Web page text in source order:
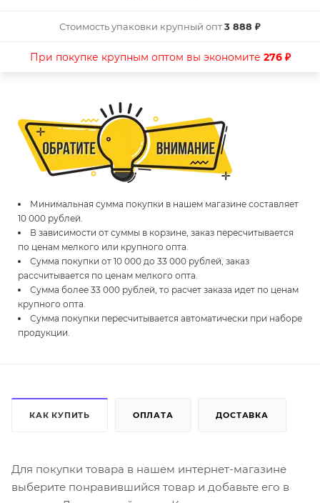
Стоимость упаковки крупный опт3 888 ₽
При покупке крупным оптом вы экономите 276 ₽
Минимальная сумма покупки в нашем магазине составляет
10 000 рублей.
В зависимости от суммы в корзине, заказ пересчитывается
по ценам мелкого или крупного опта.
Сумма покупки от 10 000 до 33 000 рублей, заказ
рассчитывается по ценам мелкого опта.
Сумма более 33 000 рублей, то расчет заказа идет по ценам
крупного опта.
Сумма покупки пересчитывается автоматически при наборе
продукции.
КАК КУПИТЬ ОПЛАТА ДОСТАВКА
Для покупки товара в нашем интернет-магазине
выберите понравившийся товар и добавьте его в